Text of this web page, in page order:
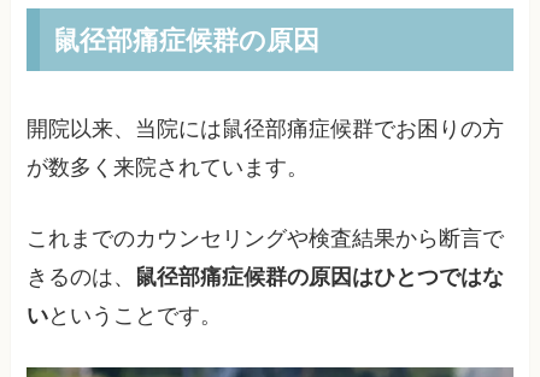
鼠径部痛症候群の原因
開院以来、当院には鼠径部痛症候群でお困りの方
が数多く来院されています。
これまでのカウンセリングや検査結果から断言で
きるのは、 鼠径部痛症候群の原因はひとつではな
いということです。